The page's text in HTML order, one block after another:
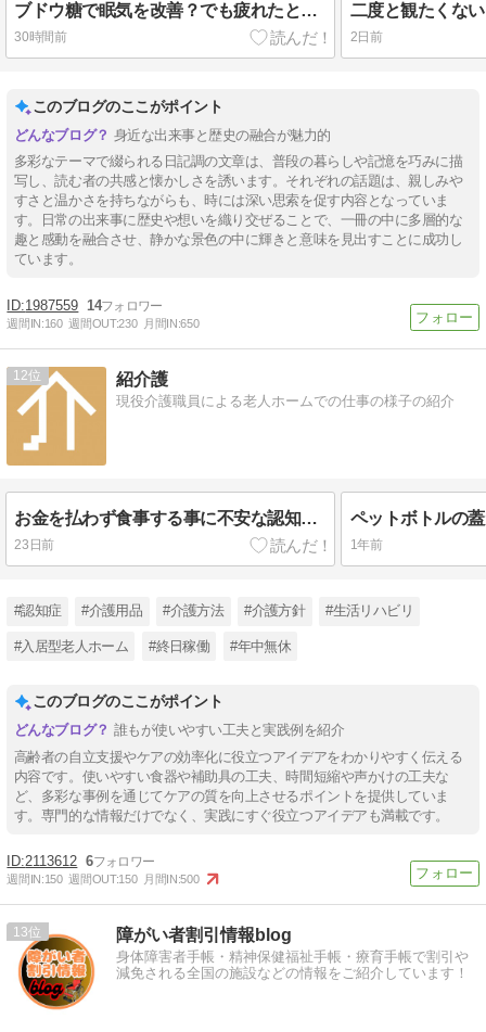
ブドウ糖で眠気を改善？でも疲れたときには休憩が一番
30時間前 2日前
このブログのここがポイント
身近な出来事と歴史の融合が魅力的
多彩なテーマで綴られる日記調の文章は、普段の暮らしや記憶を巧みに描
写し、読む者の共感と懐かしさを誘います。それぞれの話題は、親しみや
すさと温かさを持ちながらも、時には深い思索を促す内容となっていま
す。日常の出来事に歴史や想いを織り交ぜることで、一冊の中に多層的な
趣と感動を融合させ、静かな景色の中に輝きと意味を見出すことに成功し
ています。
1987559 14
週間IN:160 週間OUT:230 月間IN:650
12 紹介護
現役介護職員による老人ホームでの仕事の様子の紹介
お金を払わず食事する事に不安な認知症高齢者を安心させた話の紹介！
23日前 1年前
#認知症 #介護用品 #介護方法 #介護方針 #生活リハビリ
#入居型老人ホーム #終日稼働 #年中無休
このブログのここがポイント
誰もが使いやすい工夫と実践例を紹介
高齢者の自立支援やケアの効率化に役立つアイデアをわかりやすく伝える
内容です。使いやすい食器や補助具の工夫、時間短縮や声かけの工夫な
ど、多彩な事例を通じてケアの質を向上させるポイントを提供していま
す。専門的な情報だけでなく、実践にすぐ役立つアイデアも満載です。
2113612 6
週間IN:150 週間OUT:150 月間IN:500
13 障がい者割引情報blog
身体障害者手帳・精神保健福祉手帳・療育手帳で割引や
減免される全国の施設などの情報をご紹介しています！